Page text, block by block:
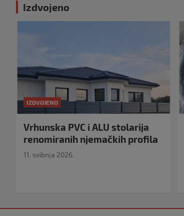
Izdvojeno
IZDVOJENO
Vrhunska PVC i ALU stolarija
renomiranih njemačkih profila
11. svibnja 2026.